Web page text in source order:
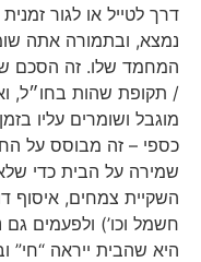
דרך לטייל או לגור
נמצא, ובתמורה אתה
המחמד שלו. זה הסכם
/ תקופת שהות בחו״ל,
מוגבל ושומרים עליו
כספי – זה מבוסס על
שמירה על הבית כדי שלא
השקיית צמחים, איסוף
חשמל וכו’) ולפעמים גם
היא שהבית ייראה “חי”